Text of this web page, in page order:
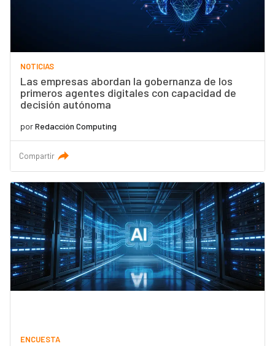
NOTICIAS
Las empresas abordan la gobernanza de los
primeros agentes digitales con capacidad de
decisión autónoma
porRedacción Computing
Compartir
ENCUESTA